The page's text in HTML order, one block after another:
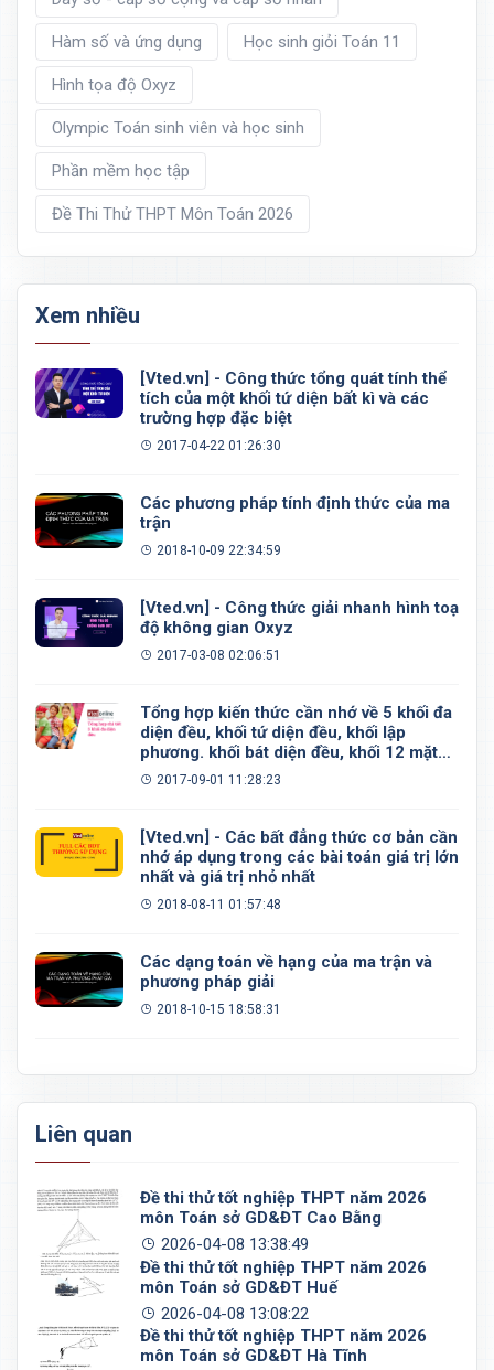
Hàm số và ứng dụng Học sinh giỏi Toán 11
Hình tọa độ Oxyz
Olympic Toán sinh viên và học sinh
Phần mềm học tập
Đề Thi Thử THPT Môn Toán 2026
Xem nhiều
[Vted.vn] - Công thức tổng quát tính thể
tích của một khối tứ diện bất kì và các
trường hợp đặc biệt
2017-04-22 01:26:30
Các phương pháp tính định thức của ma
trận
2018-10-09 22:34:59
[Vted.vn] - Công thức giải nhanh hình toạ
độ không gian Oxyz
2017-03-08 02:06:51
Tổng hợp kiến thức cần nhớ về 5 khối đa
diện đều, khối tứ diện đều, khối lập
phương. khối bát diện đều, khối 12 mặt
đều, khối 20 mặt đều
2017-09-01 11:28:23
[Vted.vn] - Các bất đẳng thức cơ bản cần
nhớ áp dụng trong các bài toán giá trị lớn
nhất và giá trị nhỏ nhất
2018-08-11 01:57:48
Các dạng toán về hạng của ma trận và
phương pháp giải
2018-10-15 18:58:31
Liên quan
Đề thi thử tốt nghiệp THPT năm 2026
môn Toán sở GD&ĐT Cao Bằng
2026-04-08 13:38:49
Đề thi thử tốt nghiệp THPT năm 2026
môn Toán sở GD&ĐT Huế
2026-04-08 13:08:22
Đề thi thử tốt nghiệp THPT năm 2026
môn Toán sở GD&ĐT Hà Tĩnh